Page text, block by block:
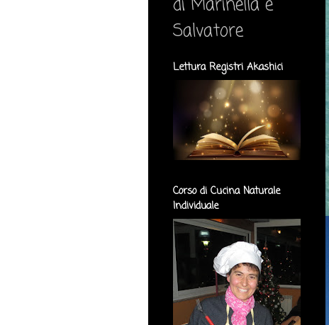
di Marinella e
Salvatore
Lettura Registri Akashici
Corso di Cucina Naturale
Individuale